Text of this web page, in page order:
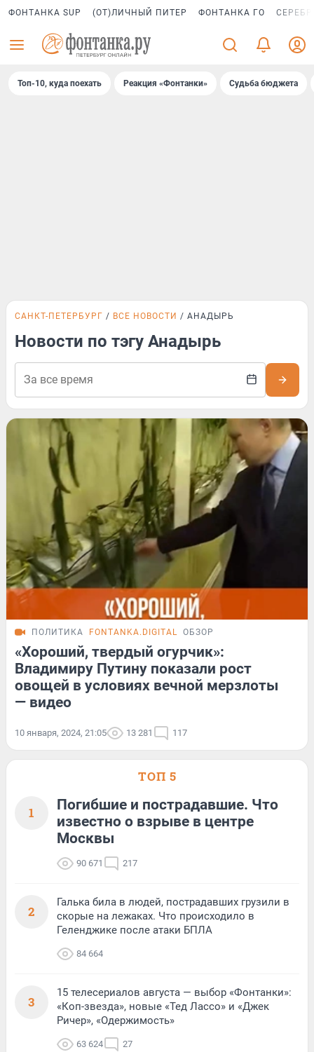
ФОНТАНКА SUP (ОТ)ЛИЧНЫЙ ПИТЕР ФОНТАНКА ГО
Топ-10, куда поехать Реакция «Фонтанки» Судьба бюджета
САНКТ-ПЕТЕРБУРГ ВСЕ НОВОСТИ АНАДЫРЬ
Новости по тэгу Анадырь
ПОЛИТИКА FONTANKA.DIGITAL ОБЗОР
«Хороший, твердый огурчик»:
Владимиру Путину показали рост
овощей в условиях вечной мерзлоты
— видео
10 января, 2024, 21:05 13 281 117
ТОП 5
1
Погибшие и пострадавшие. Что
известно о взрыве в центре
Москвы
90 671 217
2
Галька била в людей, пострадавших грузили в
скорые на лежаках. Что происходило в
Геленджике после атаки БПЛА
84 664
3
15 телесериалов августа — выбор «Фонтанки»:
«Коп-звезда», новые «Тед Лассо» и «Джек
Ричер», «Одержимость»
63 624 27